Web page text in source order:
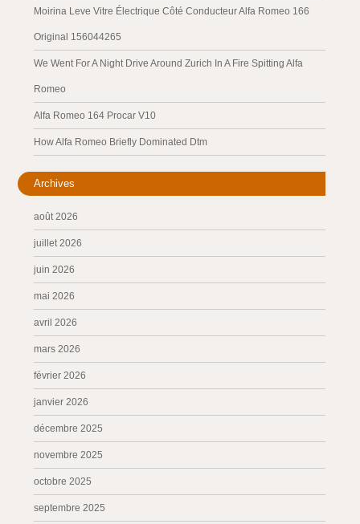
Moirina Leve Vitre Électrique Côté Conducteur Alfa Romeo 166
Original 156044265
We Went For A Night Drive Around Zurich In A Fire Spitting Alfa
Romeo
Alfa Romeo 164 Procar V10
How Alfa Romeo Briefly Dominated Dtm
Archives
août 2026
juillet 2026
juin 2026
mai 2026
avril 2026
mars 2026
février 2026
janvier 2026
décembre 2025
novembre 2025
octobre 2025
septembre 2025